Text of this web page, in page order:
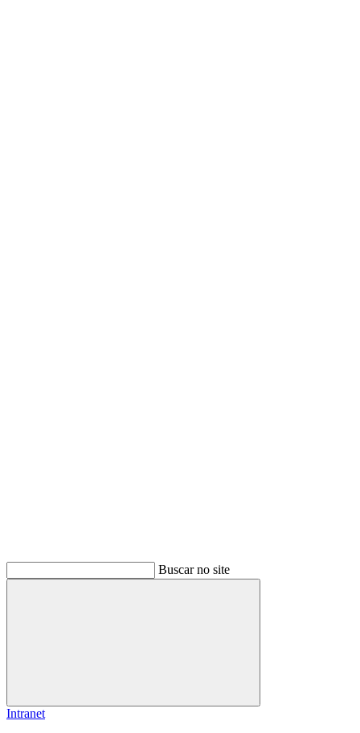
Buscar no site
Buscar
Intranet